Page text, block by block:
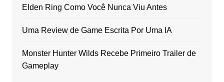
Elden Ring Como Você Nunca Viu Antes
Uma Review de Game Escrita Por Uma IA
Monster Hunter Wilds Recebe Primeiro Trailer de
Gameplay